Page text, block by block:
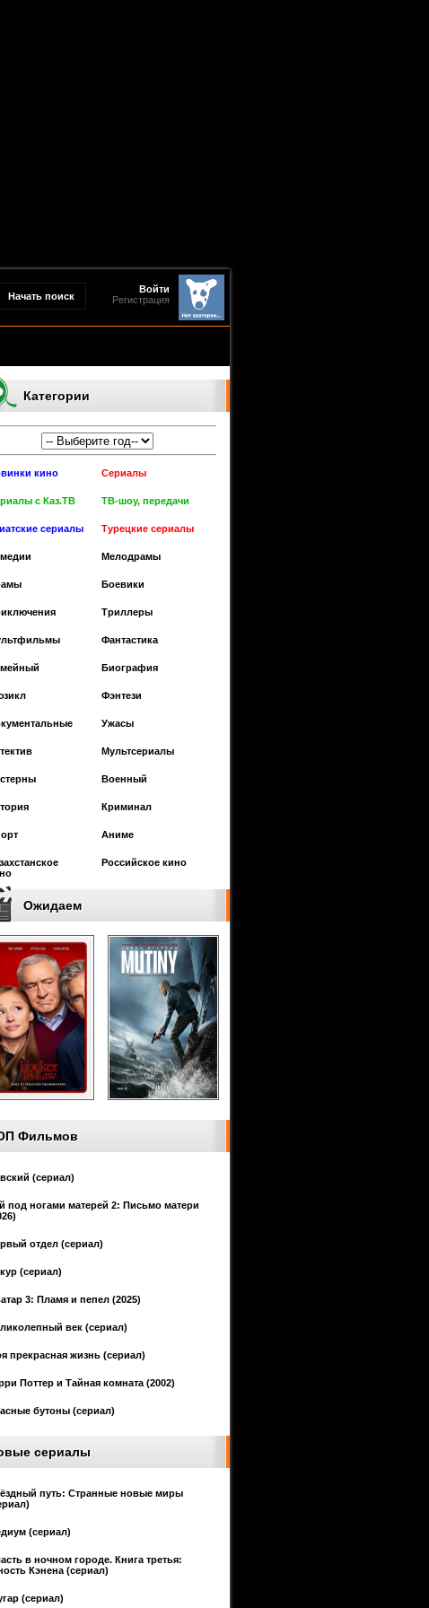
Войти
Регистрация
Категории
кино Сериалы
с Каз.ТВ ТВ-шоу, передачи
сериалы Турецкие сериалы
Мелодрамы
Боевики
Триллеры
Фантастика
Биография
Фэнтези
Ужасы
Мультсериалы
Военный
Криминал
Аниме
Российское кино
Ожидаем
Фильмов
(сериал)
под ногами матерей 2: Письмо матери
отдел (сериал)
(сериал)
3: Пламя и пепел (2025)
век (сериал)
прекрасная жизнь (сериал)
Поттер и Тайная комната (2002)
бутоны (сериал)
сериалы
путь: Странные новые миры
(сериал)
в ночном городе. Книга третья:
Кэнена (сериал)
(сериал)